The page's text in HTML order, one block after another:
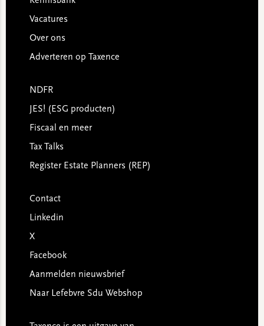
Vacatures
Over ons
Adverteren op Taxence
NDFR
JES! (ESG producten)
Fiscaal en meer
Tax Talks
Register Estate Planners (REP)
Contact
Linkedin
X
Facebook
Aanmelden nieuwsbrief
Naar Lefebvre Sdu Webshop